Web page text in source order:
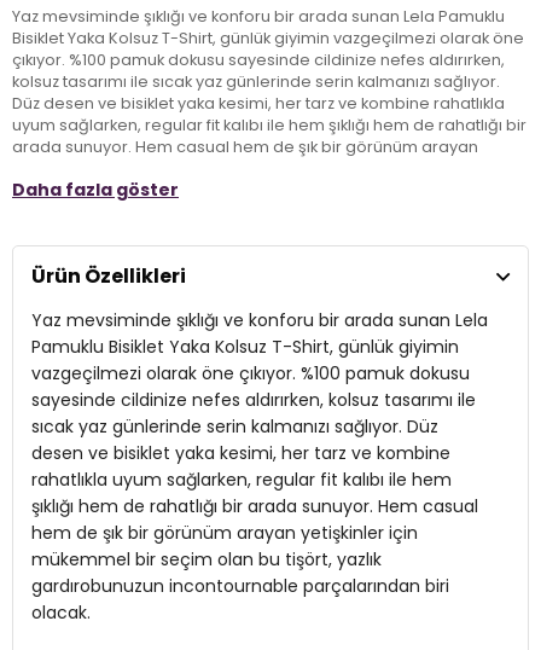
Yaz mevsiminde şıklığı ve konforu bir arada sunan Lela Pamuklu
Bisiklet Yaka Kolsuz T-Shirt, günlük giyimin vazgeçilmezi olarak öne
çıkıyor. %100 pamuk dokusu sayesinde cildinize nefes aldırırken,
kolsuz tasarımı ile sıcak yaz günlerinde serin kalmanızı sağlıyor.
Düz desen ve bisiklet yaka kesimi, her tarz ve kombine rahatlıkla
uyum sağlarken, regular fit kalıbı ile hem şıklığı hem de rahatlığı bir
arada sunuyor. Hem casual hem de şık bir görünüm arayan
gardırobunuzun incontournable parçalarından biri olacak.
Model:
Desen: Düz
Mevsim:Yazlık
Materyal:%100 Pamuk
Yaka Tipi:Bisiklet Yaka
Kol Tipi: Kolsuz
Kumaş Tipi:Belirtilmemiş
Boy: Standart
Daha fazla göster
Ürün Özellikleri
Yaz mevsiminde şıklığı ve konforu bir arada sunan Lela
Pamuklu Bisiklet Yaka Kolsuz T-Shirt, günlük giyimin
vazgeçilmezi olarak öne çıkıyor. %100 pamuk dokusu
sayesinde cildinize nefes aldırırken, kolsuz tasarımı ile
sıcak yaz günlerinde serin kalmanızı sağlıyor. Düz
desen ve bisiklet yaka kesimi, her tarz ve kombine
rahatlıkla uyum sağlarken, regular fit kalıbı ile hem
şıklığı hem de rahatlığı bir arada sunuyor. Hem casual
hem de şık bir görünüm arayan yetişkinler için
mükemmel bir seçim olan bu tişört, yazlık
gardırobunuzun incontournable parçalarından biri
olacak.